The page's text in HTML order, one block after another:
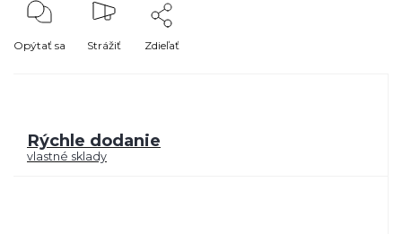
Opýtať sa Strážiť Zdieľať
Rýchle dodanie
vlastné sklady